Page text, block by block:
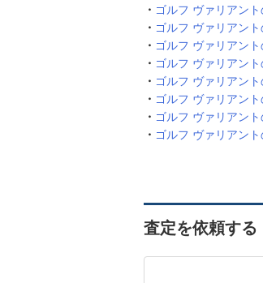
ゴルフ ヴァリアン
ゴルフ ヴァリアン
ゴルフ ヴァリアン
ゴルフ ヴァリアン
ゴルフ ヴァリアン
ゴルフ ヴァリアン
ゴルフ ヴァリアン
ゴルフ ヴァリアン
査定を依頼する